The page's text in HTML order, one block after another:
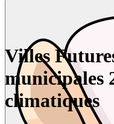
Villes
municipales
climatiques